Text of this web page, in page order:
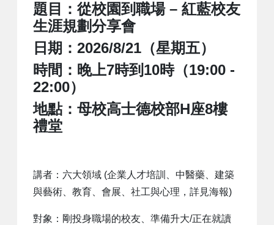
題目：從校園到職場 – 紅藍校友
生涯規劃分享會
日期：2026/8/21（星期五）
時間：晚上7時到10時（19:00 -
22:00）
地點：母校高士德校部H座8樓
禮堂
講者：六大領域 (企業人才培訓、中醫藥、建築
與藝術、教育、會展、社工與心理，詳見海報)
對象：剛投身職場的校友、準備升大/正在就讀